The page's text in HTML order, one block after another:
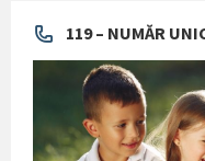
119 – NUMĂR